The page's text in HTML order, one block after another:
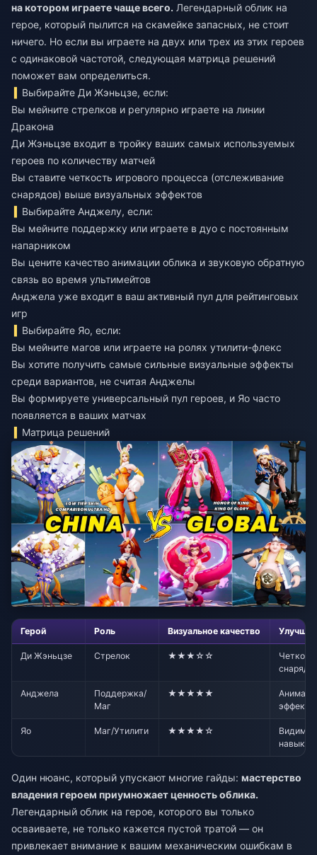
на котором играете чаще всего. Легендарный облик на
герое, который пылится на скамейке запасных, не стоит
ничего. Но если вы играете на двух или трех из этих героев
с одинаковой частотой, следующая матрица решений
поможет вам определиться.
Выбирайте Ди Жэньцзе, если:
Вы мейните стрелков и регулярно играете на линии
Дракона
Ди Жэньцзе входит в тройку ваших самых используемых
героев по количеству матчей
Вы ставите четкость игрового процесса (отслеживание
снарядов) выше визуальных эффектов
Выбирайте Анджелу, если:
Вы мейните поддержку или играете в дуо с постоянным
напарником
Вы цените качество анимации облика и звуковую обратную
связь во время ультимейтов
Анджела уже входит в ваш активный пул для рейтинговых
игр
Выбирайте Яо, если:
Вы мейните магов или играете на ролях утилити-флекс
Вы хотите получить самые сильные визуальные эффекты
среди вариантов, не считая Анджелы
Вы формируете универсальный пул героев, и Яо часто
появляется в ваших матчах
Матрица решений
Герой Роль Визуальное качество
Ди Жэньцзе Стрелок ★★★☆☆
Анджела
Поддержка/
Маг
★★★★★
эффекты
Яо Маг/Утилити ★★★★☆
навыков
Один нюанс, который упускают многие гайды: мастерство
владения героем приумножает ценность облика.
Легендарный облик на герое, которого вы только
осваиваете, не только кажется пустой тратой — он
привлекает внимание к вашим механическим ошибкам в